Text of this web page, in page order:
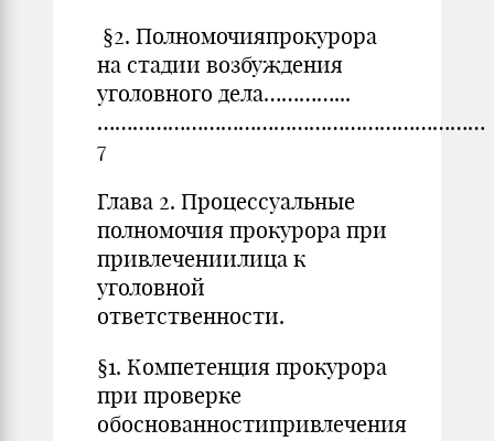
§2. Полномочияпрокурора
на стадии возбуждения
уголовного дела…………...
…………………………………………………………
7
Глава 2. Процессуальные
полномочия прокурора при
привлечениилица к
уголовной
ответственности.
§1. Компетенция прокурора
при проверке
обоснованностипривлечения